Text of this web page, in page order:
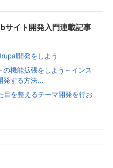
サイト開発入門連載記事
開発をしよう
機能拡張をしよう～インス
発する方法...
目を整えるテーマ開発を行お